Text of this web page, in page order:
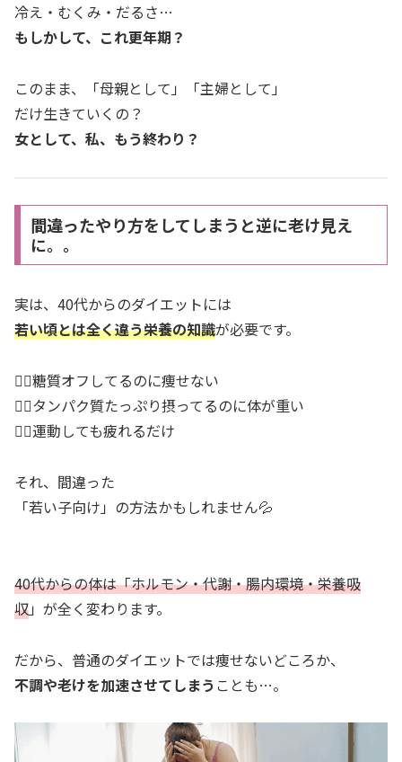
冷え・むくみ・だるさ…
もしかして、これ更年期？
このまま、「母親として」「主婦として」
だけ生きていくの？
女として、私、もう終わり？
間違ったやり方をしてしまうと逆に老け見え
に。。
実は、40代からのダイエットには
若い頃とは全く違う栄養の知識が必要です。
🙅‍♀️糖質オフしてるのに痩せない
🙅‍♀️タンパク質たっぷり摂ってるのに体が重い
🙅‍♀️運動しても疲れるだけ
それ、間違った
「若い子向け」の方法かもしれません💦
40代からの体は「ホルモン・代謝・腸内環境・栄養吸
収」が全く変わります。
だから、普通のダイエットでは痩せないどころか、
不調や老けを加速させてしまう ことも…。